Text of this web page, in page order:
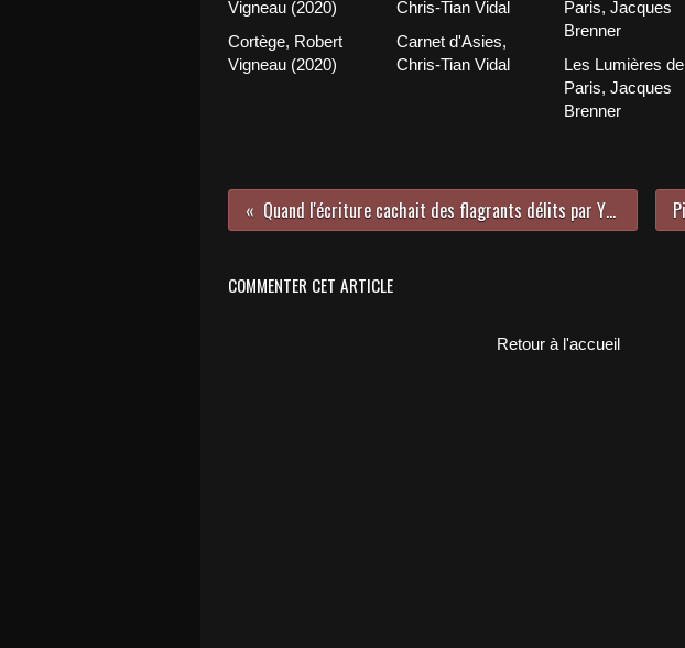
Cortège, Robert
Vigneau (2020)
Carnet d'Asies,
Chris-Tian Vidal
Les Lumières de
Paris, Jacques
Brenner
Quand l'écriture cachait des flagrants délits par Yves Navarre
COMMENTER CET ARTICLE
Retour à l'accueil